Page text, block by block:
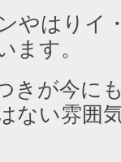
やはりイ
ます。
きが今に
ない雰囲